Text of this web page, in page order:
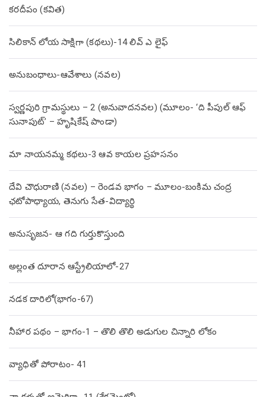
కరదీపం (కవిత)
సిలికాన్ లోయ సాక్షిగా (కథలు)-14 లివ్ ఎ లైఫ్
అనుబంధాలు-ఆవేశాలు (నవల)
స్వర్ణపురి గ్రామస్థులు – 2 (అనువాదనవల) (మూలం- ‘ది పీపుల్ ఆఫ్
సునాపుట్’ – హృషికేష్ పాండా)
మా నాయనమ్మ కథలు-3 ఆవ కాయల ప్రహసనం
దేవి చౌధురాణి (నవల) – రెండవ భాగం – మూలం-బంకిమ చంద్ర
ఛటోపాధ్యాయ, తెనుగు సేత-విద్యార్థి
అనుసృజన- ఆ గది గుర్తుకొస్తుంది
అల్లంత దూరాన ఆస్ట్రేలియాలో-27
నడక దారిలో(భాగం-67)
నీహార పథం – భాగం-1 – తొలి తొలి అడుగుల చిన్నారి లోకం
వ్యాధితో పోరాటం- 41